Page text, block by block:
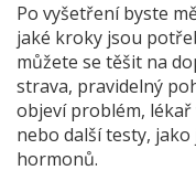
Po vyšetření byste
jaké kroky jsou
můžete se těšit na
strava, pravidelný
objeví problém,
nebo další testy,
hormonů.